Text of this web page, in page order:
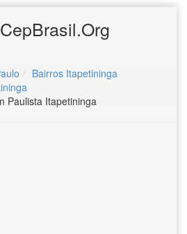
CepBrasil.Org
Bairros Itapetininga
Paulista Itapetininga